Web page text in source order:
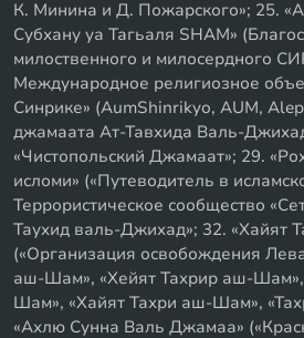
К. Минина и Д. Пожарского»; 25.
Субхану уа Тагьаля SHAM»
милоственного и милосердного
Международное религиозное
Синрике» (AumShinrikyo, AUM,
джамаата Ат-Тавхида Валь-
«Чистопольский Джамаат»; 29.
исломи» («Путеводитель в
Террористическое сообщество
Таухид валь-Джихад»; 32. «Хайят
(«Организация освобождения
аш-Шам», «Хейят Тахрир аш-
Шам», «Хайят Тахри аш-Шам»,
«Ахлю Сунна Валь Джамаа»